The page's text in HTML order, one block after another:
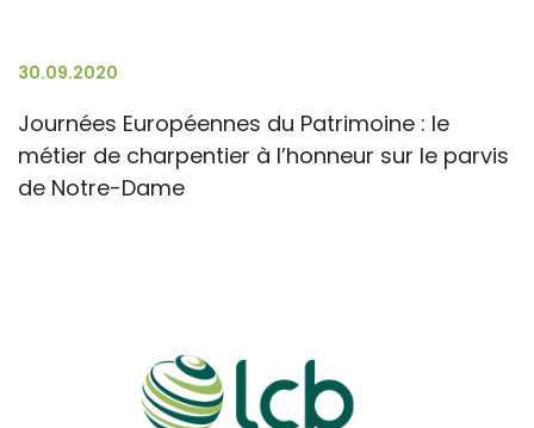
30.09.2020
Journées Européennes du Patrimoine : le
métier de charpentier à l’honneur sur le parvis
de Notre-Dame